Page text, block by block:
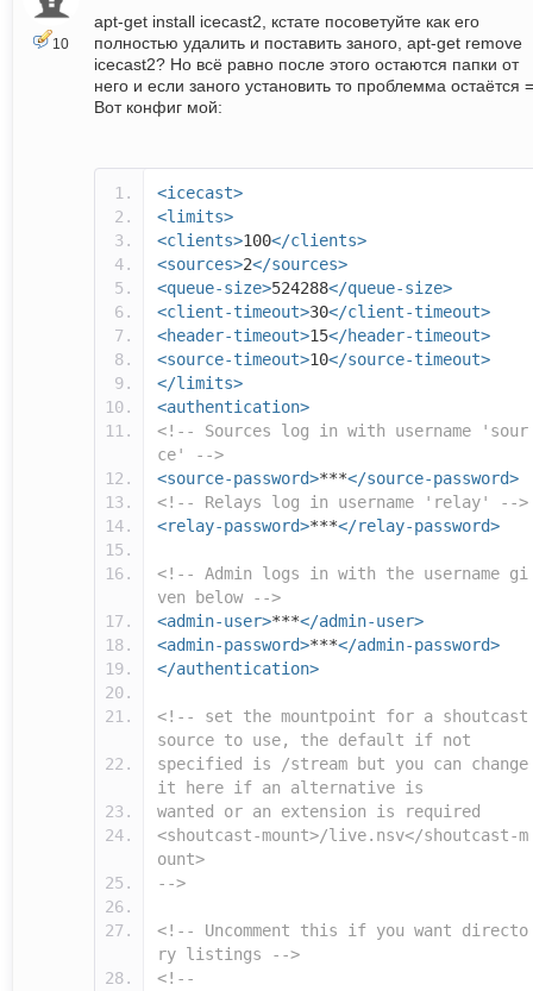
10
apt-get install icecast2, кстате посоветуйте как его
полностью удалить и поставить заного, apt-get remove
icecast2? Но всё равно после этого остаются папки от
него и если заного установить то проблемма остаётся
Вот конфиг мой:
<icecast>
<limits>
<clients>100</clients>
<sources>2</sources>
<queue-size>524288</queue-size>
<client-timeout>30</client-timeout>
<header-timeout>15</header-timeout>
<source-timeout>10</source-timeout>
</limits>
<authentication>
<!-- Sources log in with username 'sour
ce' -->
<source-password>***</source-password>
<!-- Relays log in username 'relay' -->
<relay-password>***</relay-password>
<!-- Admin logs in with the username gi
ven below -->
<admin-user>***</admin-user>
<admin-password>***</admin-password>
</authentication>
<!-- set the mountpoint for a shoutcast
source to use, the default if not
specified is /stream but you can change
it here if an alternative is
wanted or an extension is required
<shoutcast-mount>/live.nsv</shoutcast-m
ount>
-->
<!-- Uncomment this if you want directo
ry listings -->
<!--